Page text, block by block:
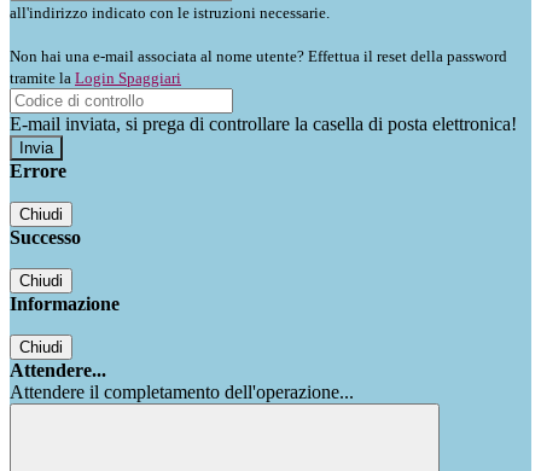
all'indirizzo indicato con le istruzioni necessarie.
Non hai una e-mail associata al nome utente? Effettua il reset della password
tramite la Login Spaggiari
E-mail inviata, si prega di controllare la casella di posta elettronica!
Errore
Chiudi
Successo
Chiudi
Informazione
Chiudi
Attendere...
Attendere il completamento dell'operazione...